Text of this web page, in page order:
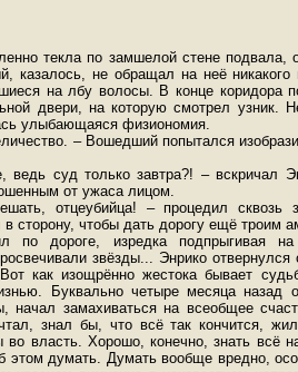
текла по замшелой стене
казалось, не обращал на неё
на лбу волосы. В конце коридора
двери, на которую смотрел
улыбающаяся физиономия.
– Вошедший попытался
ведь суд только завтра?! – вскричал
от ужаса лицом.
отцеубийца! – процедил сквозь
в сторону, чтобы дать дорогу ещё троим
по дороге, изредка подпрыгивая
звёзды... Энрико
как изощрённо жестока бывает
Буквально четыре месяца
начал замахиваться на всеобщее
знал бы, что всё так кончится,
во власть. Хорошо, конечно, знать всё
этом думать. Думать вообще вредно,